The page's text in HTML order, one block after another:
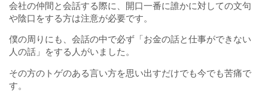
会社の仲間と会話する際に、開口一番に誰かに対しての文句
や陰口をする方は注意が必要です。
僕の周りにも、会話の中で必ず「お金の話と仕事ができない
人の話」をする人がいました。
その方のトゲのある言い方を思い出すだけでも今でも苦痛で
す。